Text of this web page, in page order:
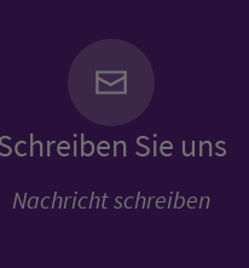
Sie uns
Nachricht schreiben